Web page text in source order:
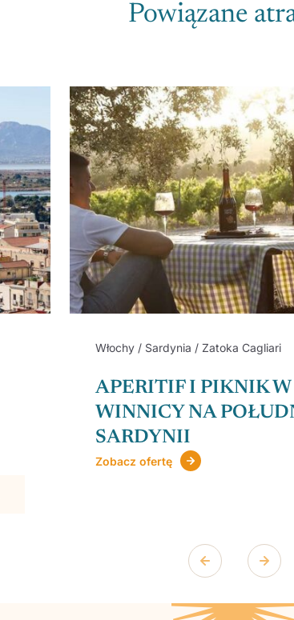
Powiązane
Włochy / Sardynia / Zatoka Cagliari
APERITIF I PIKNIK W
WINNICY NA
SARDYNII
Zobacz ofertę